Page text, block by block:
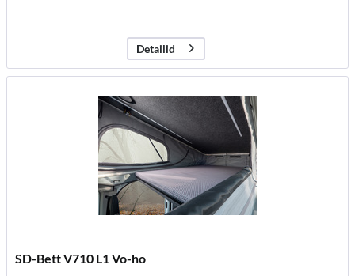
Detailid
SD-Bett V710 L1 Vo-ho